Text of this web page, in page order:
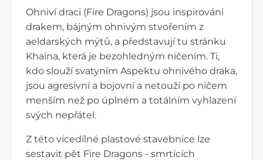
Ohniví draci (Fire Dragons) jsou inspirováni
drakem, bájným ohnivým stvořením z
aeldarských mýtů, a představují tu stránku
Khaina, která je bezohledným ničením. Ti,
kdo slouží svatyním Aspektu ohnivého draka,
jsou agresivní a bojovní a netouží po ničem
menším než po úplném a totálním vyhlazení
svých nepřátel.
Z této vícedílné plastové stavebnice lze
sestavit pět Fire Dragons - smrtících